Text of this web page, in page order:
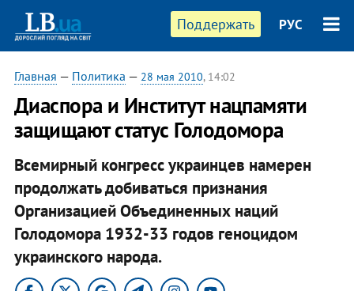
Поддержать РУС
Главная — Политика — 28 мая 2010, 14:02
Диаспора и Институт нацпамяти
защищают статус Голодомора
Всемирный конгресс украинцев намерен
продолжать добиваться признания
Организацией Объединенных наций
Голодомора 1932-33 годов геноцидом
украинского народа.